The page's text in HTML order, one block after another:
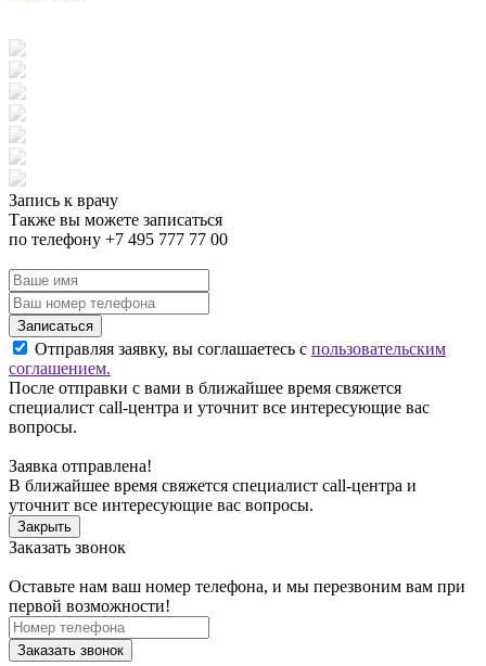
Запись к врачу
Также вы можете записаться
по телефону +7 495 777 77 00
Записаться
Отправляя заявку, вы соглашаетесь с пользовательским
соглашением.
После отправки с вами в ближайшее время свяжется
специалист call-центра и уточнит все интересующие вас
вопросы.
Заявка отправлена!
В ближайшее время свяжется специалист call-центра и
уточнит все интересующие вас вопросы.
Закрыть
Заказать звонок
Оставьте нам ваш номер телефона, и мы перезвоним вам при
первой возможности!
Заказать звонок